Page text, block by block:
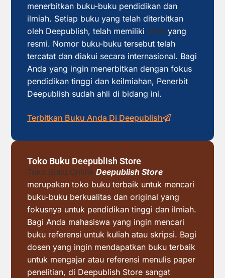
menerbitkan buku-buku pendidikan dan
ilmiah. Setiap buku yang telah diterbitkan
oleh Deepublish, telah memiliki ISBN yang
resmi. Nomor buku-buku tersebut telah
tercatat dan diakui secara internasional. Bagi
Anda yang ingin menerbitkan dengan fokus
pendidikan tinggi dan keilmiahan, Penerbit
Deepublish sudah ahli di bidang ini.
Terbitkan Buku Anda Di Deepublish
Toko Buku Deepublish Store
Toko Buku Online Deepublish Store
merupakan toko buku terbaik untuk mencari
buku-buku berkualitas dan original yang
fokusnya untuk pendidikan tinggi dan ilmiah.
Bagi Anda mahasiswa yang ingin mencari
buku referensi untuk kuliah atau skripsi. Bagi
dosen yang ingin mendapatkan buku terbaik
untuk mengajar atau referensi menulis paper
penelitian, di Deepublish Store sangat